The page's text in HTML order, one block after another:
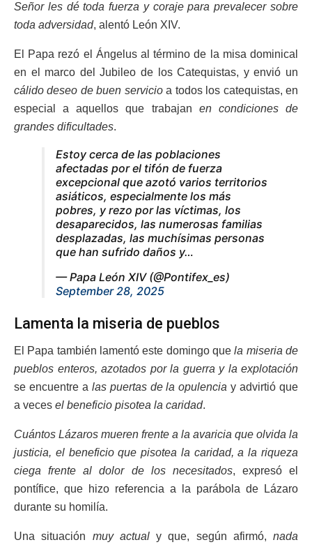
Señor les dé toda fuerza y coraje para prevalecer sobre
toda adversidad, alentó León XIV.
El Papa rezó el Ángelus al término de la misa dominical
en el marco del Jubileo de los Catequistas, y envió un
cálido deseo de buen servicioa todos los catequistas, en
especial a aquellos que trabajan en condiciones de
grandes dificultades.
Estoy cerca de las poblaciones
afectadas por el tifón de fuerza
excepcional que azotó varios territorios
asiáticos, especialmente los más
pobres, y rezo por las víctimas, los
desaparecidos, las numerosas familias
desplazadas, las muchísimas personas
que han sufrido daños y…
— Papa León XIV (@Pontifex_es)
September 28, 2025
Lamenta la miseria de pueblos
El Papa también lamentó este domingo quela miseria de
pueblos enteros, azotados por la guerra y la explotación
se encuentre a las puertas de la opulencia y advirtió que
a veces el beneficio pisotea la caridad.
Cuántos Lázaros mueren frente a la avaricia que olvida la
justicia, el beneficio que pisotea la caridad, a la riqueza
ciega frente al dolor de los necesitados, expresó el
pontífice, que hizo referencia a la parábola de Lázaro
durante su homilía.
Una situación muy actualy que, según afirmó, nada